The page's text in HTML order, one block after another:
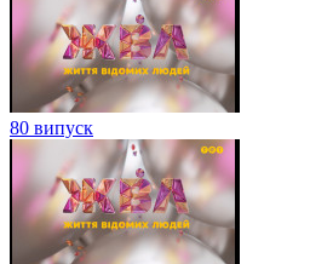
80 випуск